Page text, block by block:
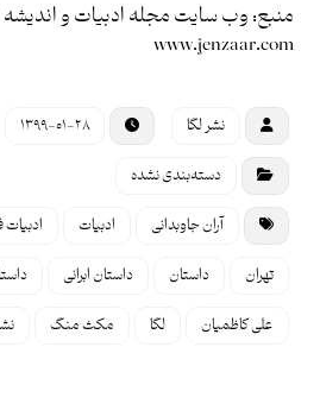
منبع: وب سایت مجله ادبیات و اندیشه
www.jenzaar.com
نشر لگا ۱۳۹۹-۰۱-۲۸
دسته‌بندی نشده
آران جاوبدانی ادبیات
تهران داستان داستان ابرانی
علی کاظمیان لگا مکث منگ